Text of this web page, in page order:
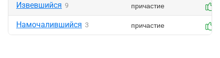
Извевшийся 9 причастие
Намочалившийся 3 причастие